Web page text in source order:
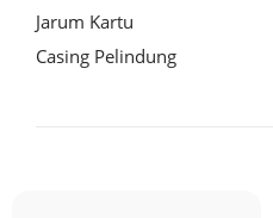
Jarum Kartu
Casing Pelindung